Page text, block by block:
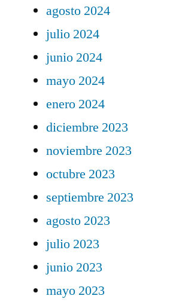
agosto 2024
julio 2024
junio 2024
mayo 2024
enero 2024
diciembre 2023
noviembre 2023
octubre 2023
septiembre 2023
agosto 2023
julio 2023
junio 2023
mayo 2023